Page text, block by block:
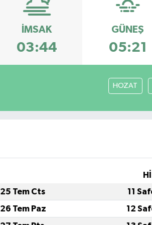
İMSAK
03:44
GÜNEŞ
05:21
HOZAT
25 Tem Cts
11
26 Tem Paz
12